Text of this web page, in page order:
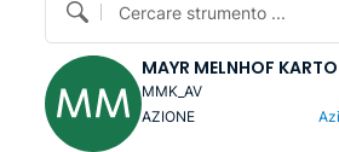
Cercare strumento ...
MAYR MELNHOF
MMK_AV
AZIONE